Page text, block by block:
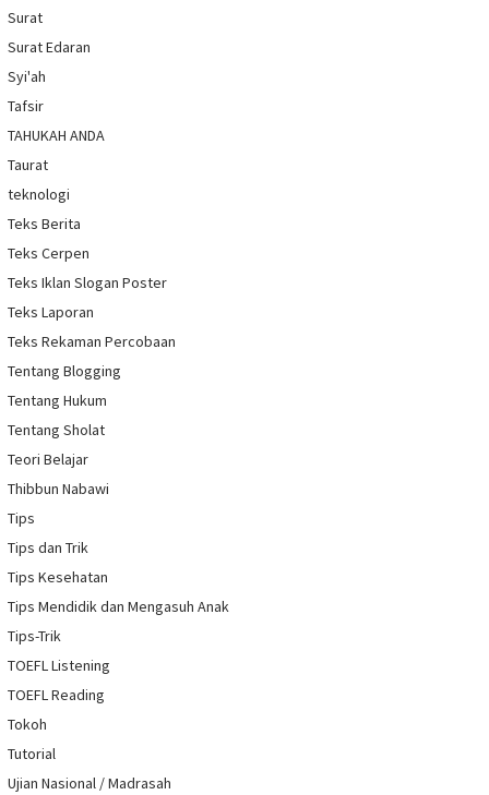
Surat
Surat Edaran
Syi'ah
Tafsir
TAHUKAH ANDA
Taurat
teknologi
Teks Berita
Teks Cerpen
Teks Iklan Slogan Poster
Teks Laporan
Teks Rekaman Percobaan
Tentang Blogging
Tentang Hukum
Tentang Sholat
Teori Belajar
Thibbun Nabawi
Tips
Tips dan Trik
Tips Kesehatan
Tips Mendidik dan Mengasuh Anak
Tips-Trik
TOEFL Listening
TOEFL Reading
Tokoh
Tutorial
Ujian Nasional / Madrasah